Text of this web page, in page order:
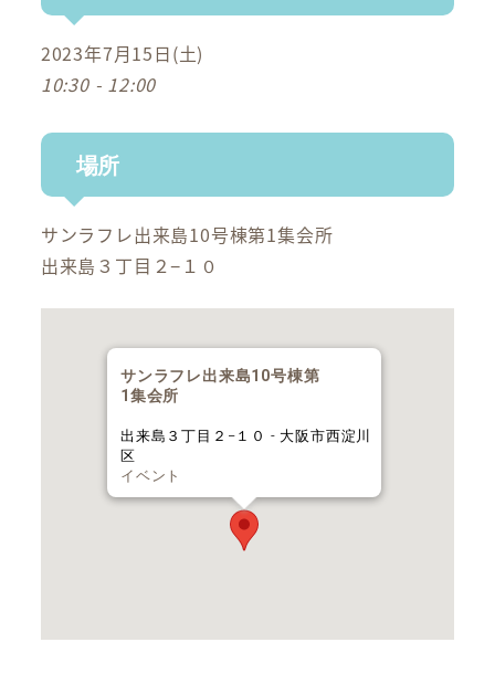
2023年7月15日(土)
10:30 - 12:00
場所
サンラフレ出来島10号棟第1集会所
出来島３丁目２−１０
サンラフレ出来島10号棟第
1集会所
出来島３丁目２−１０ - 大阪市西淀川
区
イベント